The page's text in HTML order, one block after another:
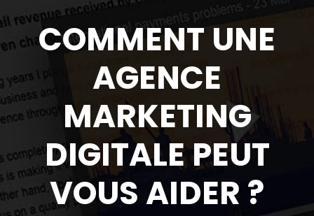
COMMENT UNE
AGENCE
MARKETING
DIGITALE PEUT
VOUS AIDER ?